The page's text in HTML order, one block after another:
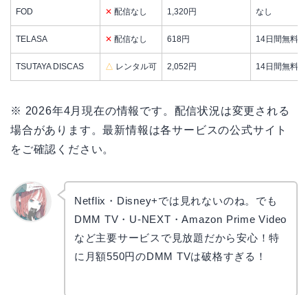
FOD ✕ 配信なし 1,320円 なし
TELASA ✕ 配信なし 618円 14日間無料
TSUTAYA DISCAS △ レンタル可 2,052円 14日間無料
※ 2026年4月現在の情報です。配信状況は変更される
場合があります。最新情報は各サービスの公式サイト
をご確認ください。
Netflix・Disney+では見れないのね。でも
DMM TV・U-NEXT・Amazon Prime Video
など主要サービスで見放題だから安心！特
に月額550円のDMM TVは破格すぎる！